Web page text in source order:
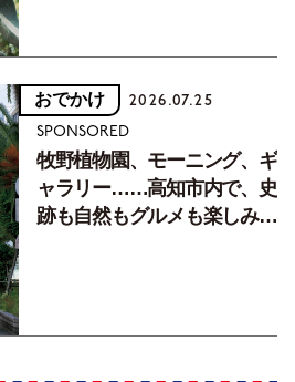
おでかけ 2026.07.25
SPONSORED
牧野植物園、モーニング、ギ
ャラリー……高知市内で、史
跡も自然もグルメも楽しみ尽